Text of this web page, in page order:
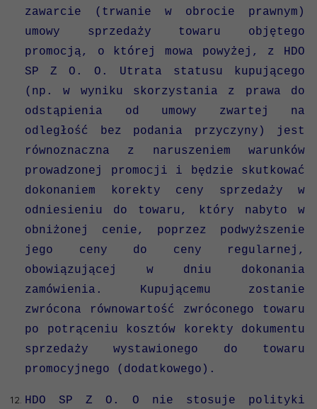
zawarcie (trwanie w obrocie prawnym)
umowy sprzedaży towaru objętego
promocją, o której mowa powyżej, z HDO
SP Z O. O. Utrata statusu kupującego
(np. w wyniku skorzystania z prawa do
odstąpienia od umowy zwartej na
odległość bez podania przyczyny) jest
równoznaczna z naruszeniem warunków
prowadzonej promocji i będzie skutkować
dokonaniem korekty ceny sprzedaży w
odniesieniu do towaru, który nabyto w
obniżonej cenie, poprzez podwyższenie
jego ceny do ceny regularnej,
obowiązującej w dniu dokonania
zamówienia. Kupującemu zostanie
zwrócona równowartość zwróconego towaru
po potrąceniu kosztów korekty dokumentu
sprzedaży wystawionego do towaru
promocyjnego (dodatkowego).
HDO SP Z O. O nie stosuje polityki